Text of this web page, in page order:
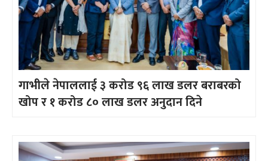
गाभीले नेपाललाई ३ करोड ९६ लाख डलर बराबरको
खोप र १ करोड ८० लाख डलर अनुदान दिने